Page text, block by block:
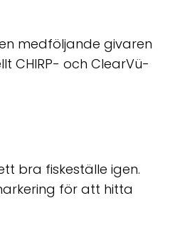
medföljande givaren
CHIRP- och ClearVü-
bra fiskeställe igen.
för att hitta